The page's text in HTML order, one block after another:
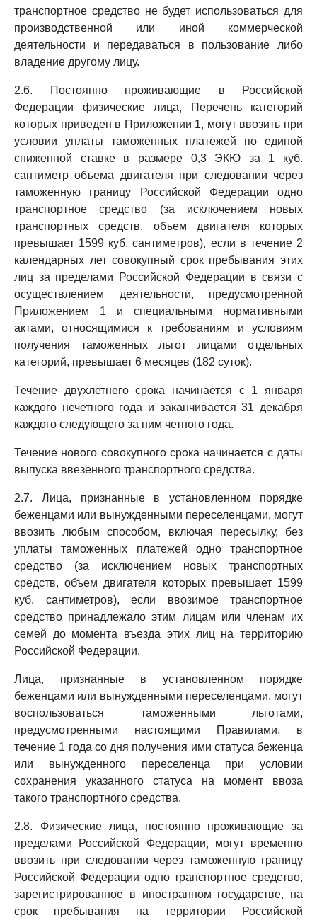
транспортное средство не будет использоваться для
производственной или иной коммерческой
деятельности и передаваться в пользование либо
владение другому лицу.
2.6. Постоянно проживающие в Российской
Федерации физические лица, Перечень категорий
которых приведен в Приложении 1, могут ввозить при
условии уплаты таможенных платежей по единой
сниженной ставке в размере 0,3 ЭКЮ за 1 куб.
сантиметр объема двигателя при следовании через
таможенную границу Российской Федерации одно
транспортное средство (за исключением новых
транспортных средств, объем двигателя которых
превышает 1599 куб. сантиметров), если в течение 2
календарных лет совокупный срок пребывания этих
лиц за пределами Российской Федерации в связи с
осуществлением деятельности, предусмотренной
Приложением 1 и специальными нормативными
актами, относящимися к требованиям и условиям
получения таможенных льгот лицами отдельных
категорий, превышает 6 месяцев (182 суток).
Течение двухлетнего срока начинается с 1 января
каждого нечетного года и заканчивается 31 декабря
каждого следующего за ним четного года.
Течение нового совокупного срока начинается с даты
выпуска ввезенного транспортного средства.
2.7. Лица, признанные в установленном порядке
беженцами или вынужденными переселенцами, могут
ввозить любым способом, включая пересылку, без
уплаты таможенных платежей одно транспортное
средство (за исключением новых транспортных
средств, объем двигателя которых превышает 1599
куб. сантиметров), если ввозимое транспортное
средство принадлежало этим лицам или членам их
семей до момента въезда этих лиц на территорию
Российской Федерации.
Лица, признанные в установленном порядке
беженцами или вынужденными переселенцами, могут
воспользоваться таможенными льготами,
предусмотренными настоящими Правилами, в
течение 1 года со дня получения ими статуса беженца
или вынужденного переселенца при условии
сохранения указанного статуса на момент ввоза
такого транспортного средства.
2.8. Физические лица, постоянно проживающие за
пределами Российской Федерации, могут временно
ввозить при следовании через таможенную границу
Российской Федерации одно транспортное средство,
зарегистрированное в иностранном государстве, на
срок пребывания на территории Российской